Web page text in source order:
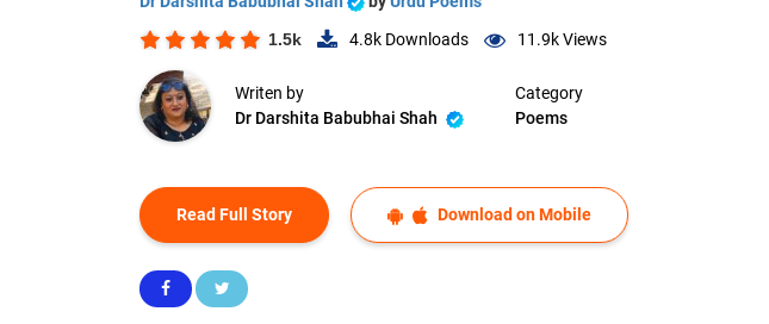
1.5k 4.8k Downloads 11.9kViews
Writen by
Dr Darshita Babubhai Shah
Category
Poems
Read Full Story Download on Mobile